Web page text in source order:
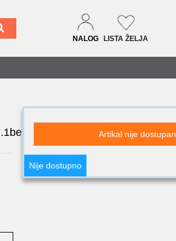
NALOG LISTA ŽELJA
Artikal nije dostupan
Nije dostupno